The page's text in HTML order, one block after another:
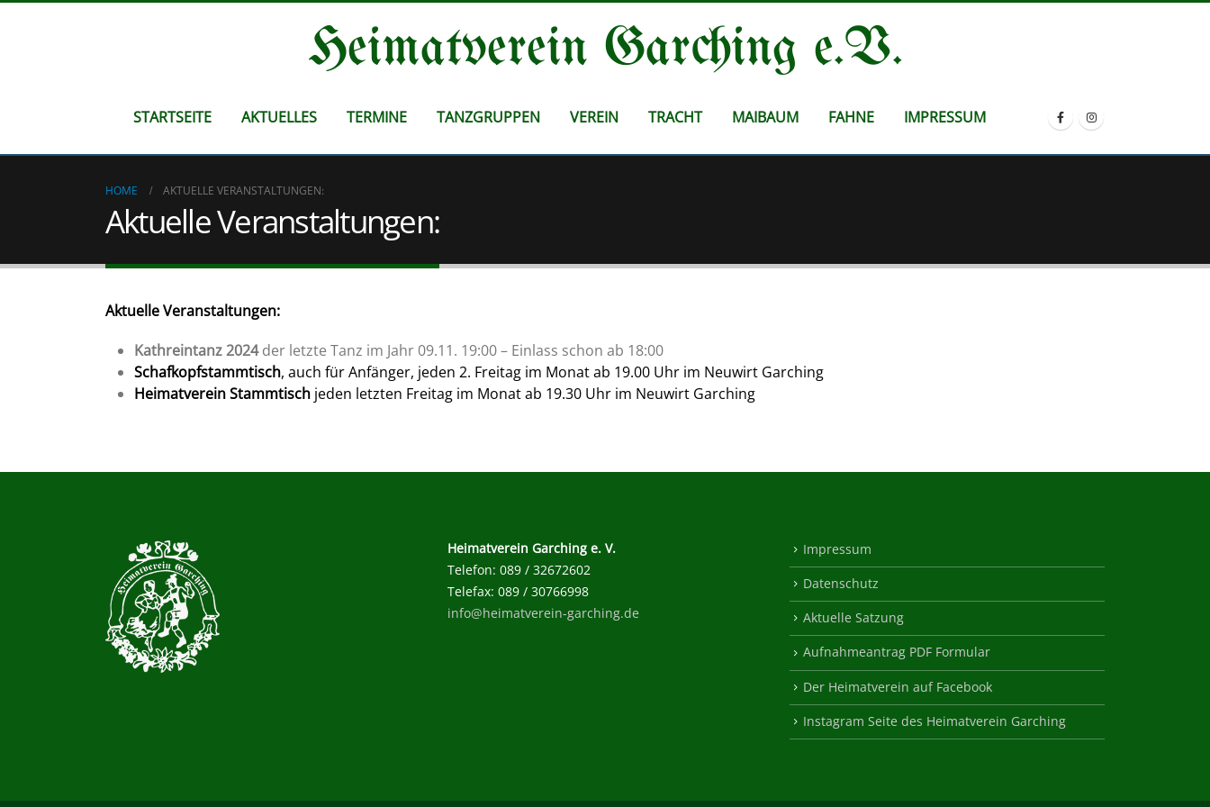
Heimatverein Garching e.V.
STARTSEITE AKTUELLES TERMINE TANZGRUPPEN VEREIN TRACHT MAIBAUM FAHNE IMPRESSUM
HOME AKTUELLE VERANSTALTUNGEN:
Aktuelle Veranstaltungen:
Aktuelle Veranstaltungen:
Kathreintanz 2024der letzte Tanz im Jahr 09.11. 19:00 – Einlass schon ab 18:00
Schafkopfstammtisch, auch für Anfänger, jeden 2. Freitag im Monat ab 19.00 Uhr im Neuwirt Garching
Heimatverein Stammtisch jeden letzten Freitag im Monat ab 19.30 Uhr im Neuwirt Garching
Heimatverein Garching e. V.
Telefon: 089 / 32672602
Telefax: 089 / 30766998
info@heimatverein-garching.de
Impressum
Datenschutz
Aktuelle Satzung
Aufnahmeantrag PDF Formular
Der Heimatverein auf Facebook
Instagram Seite des Heimatverein Garching